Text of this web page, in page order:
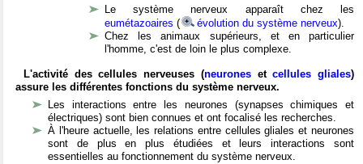
Le système nerveux apparaît chez les
eumétazoaires ( évolution du système nerveux).
Chez les animaux supérieurs, et en particulier
l'homme, c'est de loin le plus complexe.
L'activité des cellules nerveuses (neuronesetcellules gliales)
assure les différentes fonctions du système nerveux.
Les interactions entre les neurones (synapses chimiques et
électriques) sont bien connues et ont focalisé les recherches.
À l'heure actuelle, les relations entre cellules gliales et neurones
sont de plus en plus étudiées et leurs interactions sont
essentielles au fonctionnement du système nerveux.